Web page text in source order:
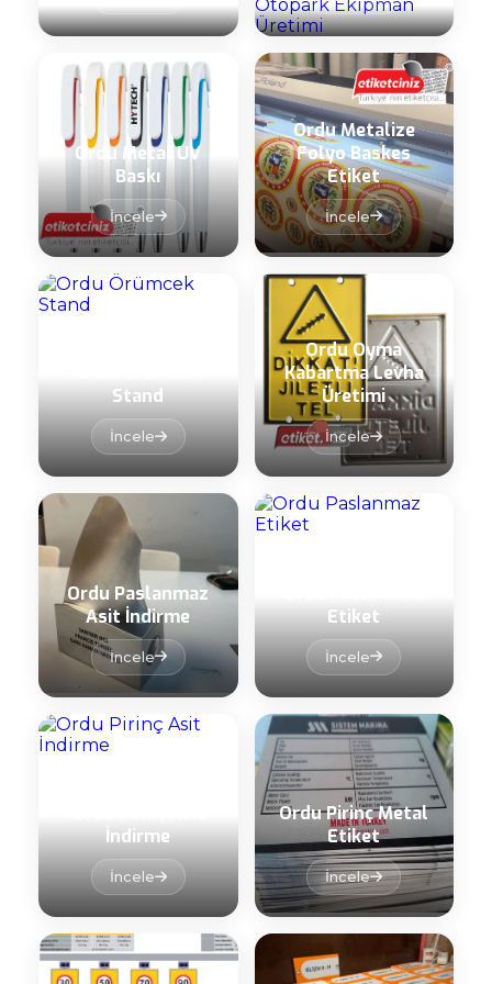
Ordu Metal UV
Baskı
İncele
Ordu Metalize
Folyo Baskes
Etiket
İncele
Stand
İncele
Ordu Oyma
Kabartma Levha
Üretimi
İncele
Ordu Paslanmaz
Asit İndirme
İncele
Etiket
İncele
İndirme
İncele
Ordu Pirinç Metal
Etiket
İncele